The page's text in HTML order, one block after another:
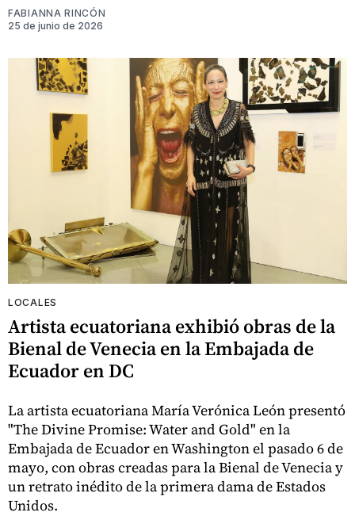
FABIANNA RINCÓN
25 de junio de 2026
LOCALES
Artista ecuatoriana exhibió obras de la
Bienal de Venecia en la Embajada de
Ecuador en DC
La artista ecuatoriana María Verónica León presentó
"The Divine Promise: Water and Gold" en la
Embajada de Ecuador en Washington el pasado 6 de
mayo, con obras creadas para la Bienal de Venecia y
un retrato inédito de la primera dama de Estados
Unidos.